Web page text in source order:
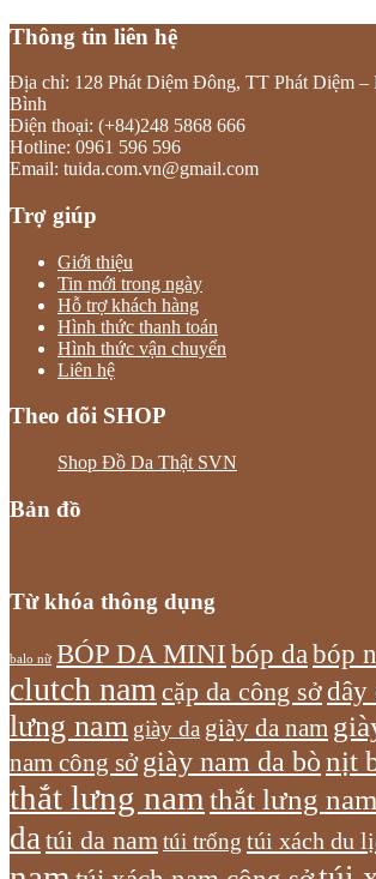
Thông tin liên hệ
Địa chỉ: 128 Phát Diệm Đông, TT Phát Diệm –
Bình
Điện thoại: (+84)248 5868 666
Hotline: 0961 596 596
Email: tuida.com.vn@gmail.com
Trợ giúp
Giới thiệu
Tin mới trong ngày
Hỗ trợ khách hàng
Hình thức thanh toán
Hình thức vận chuyển
Liên hệ
Theo dõi SHOP
Shop Đồ Da Thật SVN
Bản đồ
Từ khóa thông dụng
balo nữ BÓP DA MINI bóp dabóp
clutch nam cặp da công sởdây
lưng nam giày da giày da nam
nam công sở giày nam da bònịt
thắt lưng nam thắt lưng
datúi da namtúi trống túi xách du